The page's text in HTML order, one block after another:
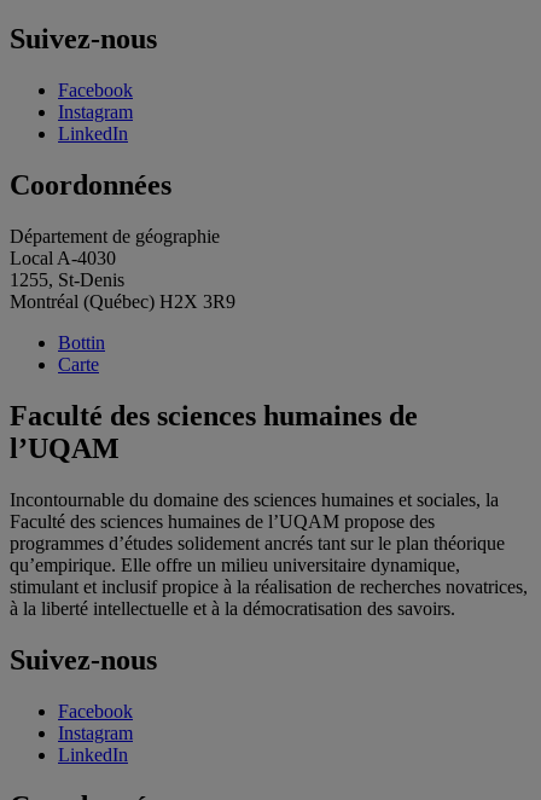
Suivez-nous
Facebook
Instagram
LinkedIn
Coordonnées
Département de géographie
Local A-4030
1255, St-Denis
Montréal (Québec) H2X 3R9
Bottin
Carte
Faculté des sciences humaines de
l’UQAM
Incontournable du domaine des sciences humaines et sociales, la
Faculté des sciences humaines de l’UQAM propose des
programmes d’études solidement ancrés tant sur le plan théorique
qu’empirique. Elle offre un milieu universitaire dynamique,
stimulant et inclusif propice à la réalisation de recherches novatrices,
à la liberté intellectuelle et à la démocratisation des savoirs.
Suivez-nous
Facebook
Instagram
LinkedIn